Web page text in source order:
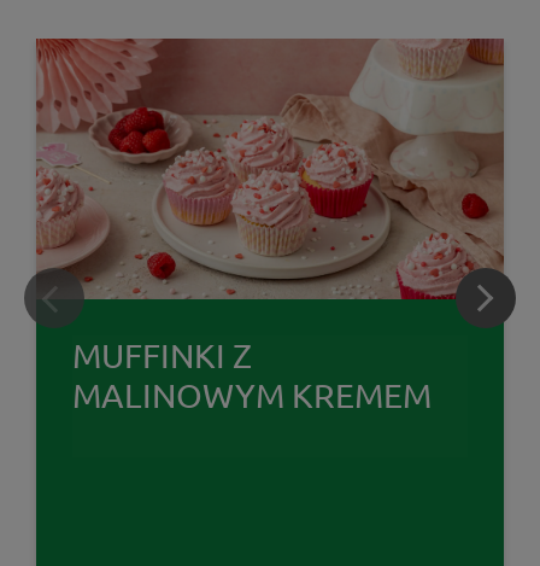
MUFFINKI Z
MALINOWYM KREMEM